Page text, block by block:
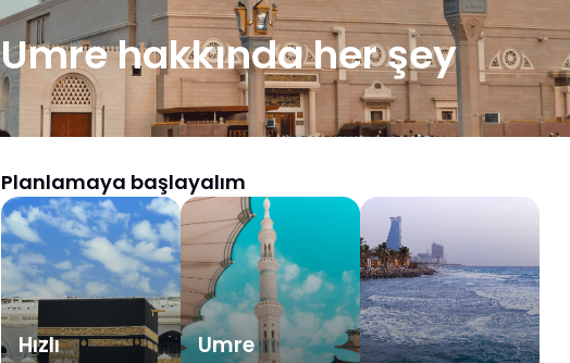
Umre hakkında her şey
Planlamaya başlayalım
Hızlı
Umre